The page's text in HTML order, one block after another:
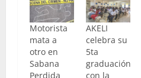
Motorista
mata a
otro en
Sabana
Perdida
AKELI
celebra su
5ta
graduación
con la